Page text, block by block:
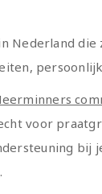
Nederland
voor
bij
.